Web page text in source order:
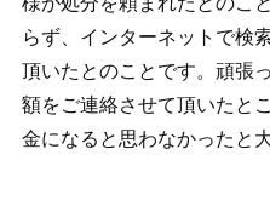
らず、インターネットで検
頂いたとのことです。頑張
額をご連絡させて頂いたと
金になると思わなかったと